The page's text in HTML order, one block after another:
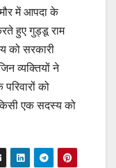
में आपदा के
हुए गुड्डू राम
को सरकारी
व्यक्तियों ने
को
एक सदस्य को